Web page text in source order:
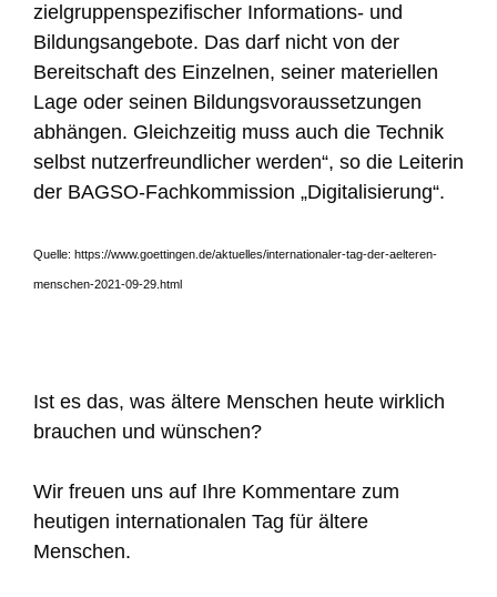
zielgruppenspezifischer Informations- und
Bildungsangebote. Das darf nicht von der
Bereitschaft des Einzelnen, seiner materiellen
Lage oder seinen Bildungsvoraussetzungen
abhängen. Gleichzeitig muss auch die Technik
selbst nutzerfreundlicher werden“, so die Leiterin
der BAGSO-Fachkommission „Digitalisierung“.
Quelle: https://www.goettingen.de/aktuelles/internationaler-tag-der-aelteren-
menschen-2021-09-29.html
Ist es das, was ältere Menschen heute wirklich
brauchen und wünschen?
Wir freuen uns auf Ihre Kommentare zum
heutigen internationalen Tag für ältere
Menschen.